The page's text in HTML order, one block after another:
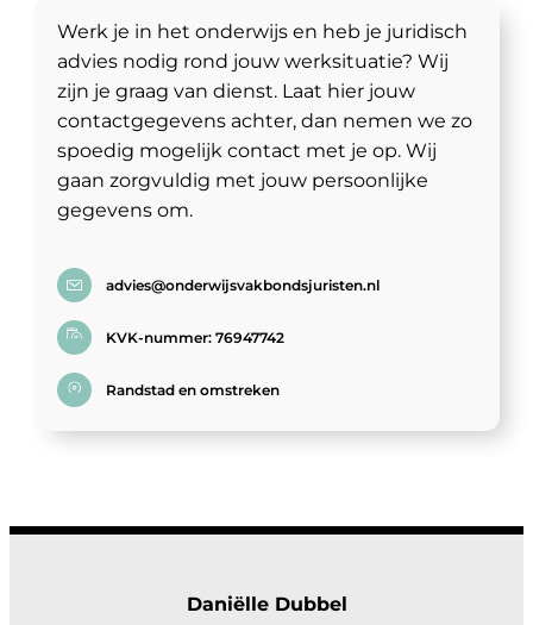
Werk je in het onderwijs en heb je juridisch
advies nodig rond jouw werksituatie? Wij
zijn je graag van dienst. Laat hier jouw
contactgegevens achter, dan nemen we zo
spoedig mogelijk contact met je op. Wij
gaan zorgvuldig met jouw persoonlijke
gegevens om.
advies@onderwijsvakbondsjuristen.nl
KVK-nummer: 76947742
Randstad en omstreken
Daniëlle Dubbel